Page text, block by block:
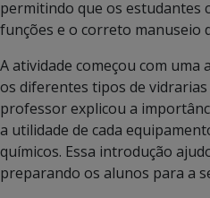
permitindo que os estudantes
funções e o correto manuseio
A atividade começou com
os diferentes tipos de vidrarias
professor explicou a
a utilidade de cada
químicos. Essa introdução
preparando os alunos para a